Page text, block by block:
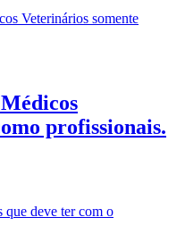
profissionais.